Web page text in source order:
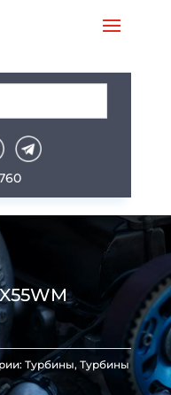
Турбины, Турбины